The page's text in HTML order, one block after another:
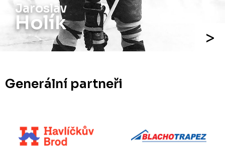
Jaroslav
Holík
Generální partneři